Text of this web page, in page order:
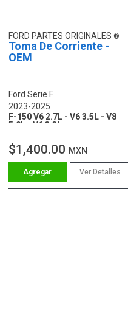
FORD PARTES ORIGINALES
Toma De Corriente -
OEM
Ford Serie F
2023-2025
F-150 V6 2.7L - V6 3.5L - V8
5.0L - V6 3.3L
$1,400.00 MXN
Ver Detalles